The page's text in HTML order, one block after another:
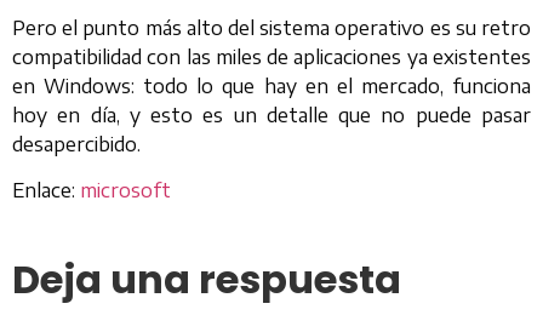
Pero el punto más alto del sistema operativo es su retro
compatibilidad con las miles de aplicaciones ya existentes
en Windows: todo lo que hay en el mercado, funciona
hoy en día, y esto es un detalle que no puede pasar
desapercibido.
Enlace: microsoft
Deja una respuesta